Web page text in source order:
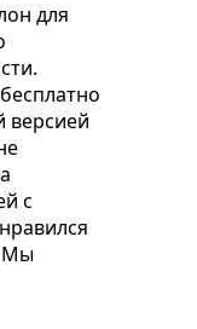
для
версией
с
Мы